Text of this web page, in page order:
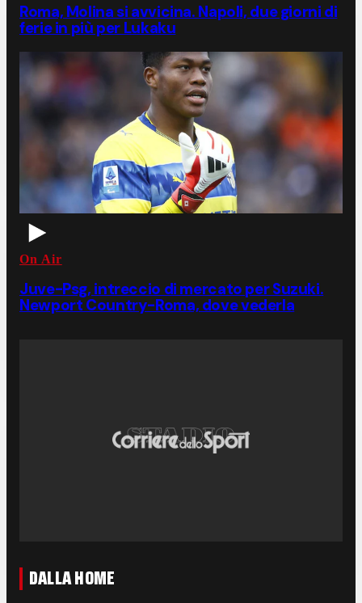
Roma, Molina si avvicina. Napoli, due giorni di
ferie in più per Lukaku
On Air
Juve-Psg, intreccio di mercato per Suzuki.
Newport Country-Roma, dove vederla
DALLA HOME